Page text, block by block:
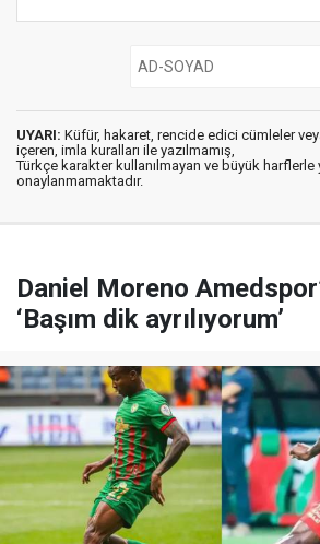
UYARI: Küfür, hakaret, rencide edici cümleler
içeren, imla kuralları ile yazılmamış,
Türkçe karakter kullanılmayan ve büyük harflerle
onaylanmamaktadır.
Daniel Moreno
‘Başım dik ayrılıyorum’